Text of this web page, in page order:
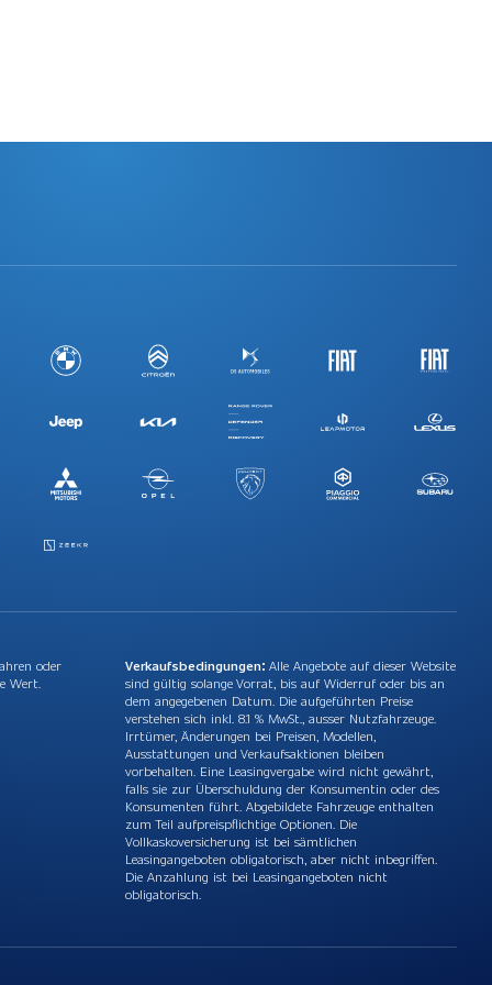
oder
Wert.
Verkaufsbedingungen: Alle Angebote auf dieser Website
sind gültig solange Vorrat, bis auf Widerruf oder bis an
dem angegebenen Datum. Die aufgeführten Preise
verstehen sich inkl. 8.1 % MwSt., ausser Nutzfahrzeuge.
Irrtümer, Änderungen bei Preisen, Modellen,
Ausstattungen und Verkaufsaktionen bleiben
vorbehalten. Eine Leasingvergabe wird nicht gewährt,
falls sie zur Überschuldung der Konsumentin oder des
Konsumenten führt. Abgebildete Fahrzeuge enthalten
zum Teil aufpreispflichtige Optionen. Die
Vollkaskoversicherung ist bei sämtlichen
Leasingangeboten obligatorisch, aber nicht inbegriffen.
Die Anzahlung ist bei Leasingangeboten nicht
obligatorisch.